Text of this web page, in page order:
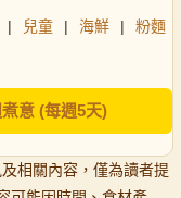
| 兒童 | 海鮮 |
粉麵
意 (每週5天)
相關內容，僅為讀者提